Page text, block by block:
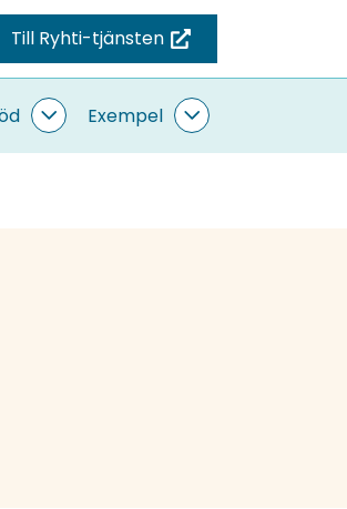
Till Ryhti-tjänsten
(du
blir
omdirigerad
Anvisningar
och
Exempel
Exempel
undersidor